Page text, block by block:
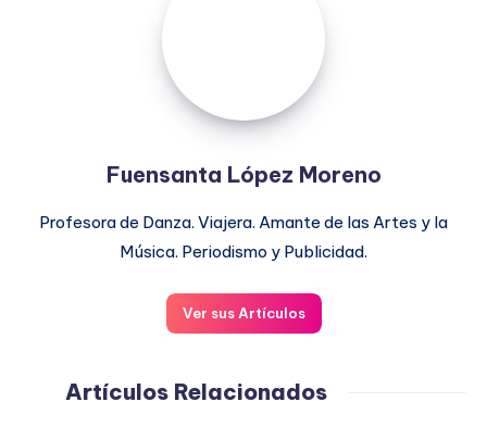
Fuensanta López Moreno
Profesora de Danza. Viajera. Amante de las Artes y la
Música. Periodismo y Publicidad.
Ver sus Artículos
Artículos Relacionados